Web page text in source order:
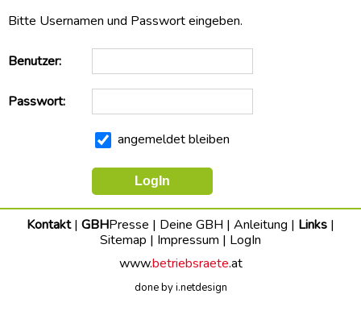
UMWELT+BAUEN
Trinkwasseraktion
Bitte Usernamen und Passwort eingeben.
Benutzer:
Passwort:
angemeldet bleiben
Kontakt| GBHPresse | Deine GBH | Anleitung | Links |
Sitemap | Impressum | LogIn
www.betriebsraete.at
done by i.netdesign